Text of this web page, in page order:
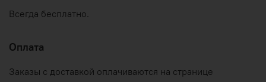
Всегда бесплатно.
Оплата
Заказы с доставкой оплачиваются на странице